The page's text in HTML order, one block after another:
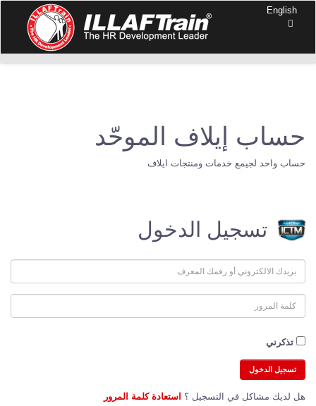
English
حساب إيلاف الموحّد
حساب واحد لجيمع خدمات ومنتجات ايلاف
تسجيل الدخول
تذكرني
هل لديك مشاكل في التسجيل ؟ استعادة كلمة المرور